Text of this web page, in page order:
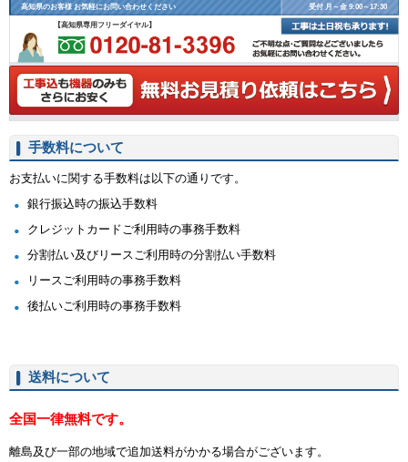
高知県のお客様 お気軽にお問い合わせください 受付 月～金 9:00～17:30
【高知県専用フリーダイヤル】
手数料について
お支払いに関する手数料は以下の通りです。
銀行振込時の振込手数料
クレジットカードご利用時の事務手数料
分割払い及びリースご利用時の分割払い手数料
リースご利用時の事務手数料
後払いご利用時の事務手数料
送料について
全国一律無料です。
離島及び一部の地域で追加送料がかかる場合がございます。